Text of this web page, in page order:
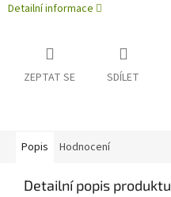
Detailní informace
ZEPTAT SE SDÍLET
Popis Hodnocení
Detailní popis produktu